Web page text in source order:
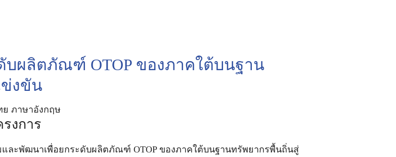
บผลิตภัณฑ์ OTOP ของภาคใต้บนฐาน
งขัน
ย ภาษาอังกฤษ
งการ
และพัฒนาเพื่อยกระดับผลิตภัณฑ์ OTOP ของภาคใต้บนฐานทรัพยากรพื้นถิ่นสู่